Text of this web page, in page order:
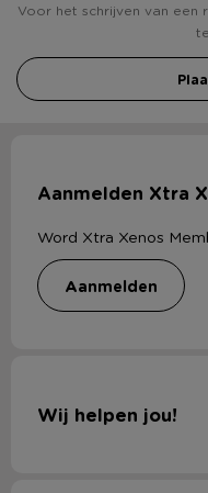
Voor het schrijven van een
Aanmelden Xtra
Word Xtra Xenos
aanmelden
Wij helpen jou!